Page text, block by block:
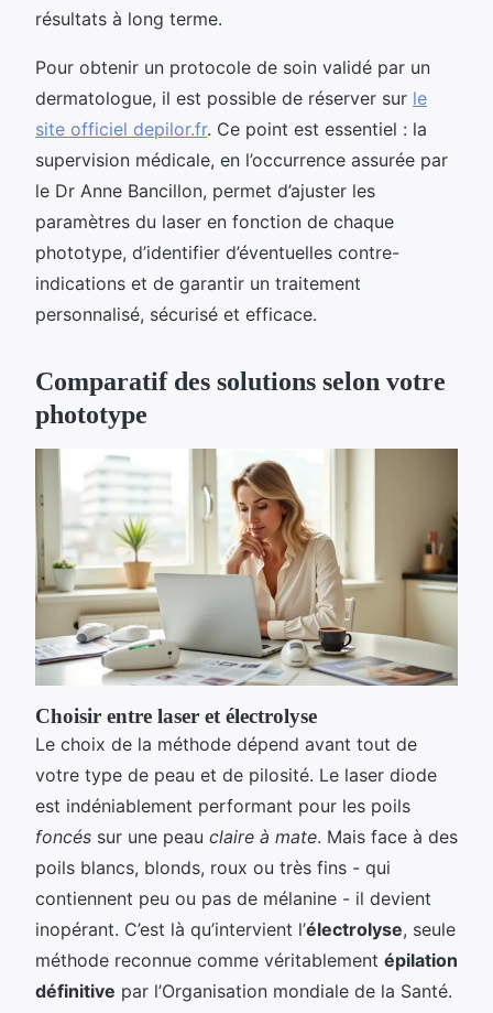
résultats à long terme.
Pour obtenir un protocole de soin validé par un
dermatologue, il est possible de réserver sur le
site officiel depilor.fr. Ce point est essentiel : la
supervision médicale, en l’occurrence assurée par
le Dr Anne Bancillon, permet d’ajuster les
paramètres du laser en fonction de chaque
phototype, d’identifier d’éventuelles contre-
indications et de garantir un traitement
personnalisé, sécurisé et efficace.
Comparatif des solutions selon votre
phototype
Choisir entre laser et électrolyse
Le choix de la méthode dépend avant tout de
votre type de peau et de pilosité. Le laser diode
est indéniablement performant pour les poils
foncés sur une peau claire à mate. Mais face à des
poils blancs, blonds, roux ou très fins - qui
contiennent peu ou pas de mélanine - il devient
inopérant. C’est là qu’intervient l’électrolyse, seule
méthode reconnue comme véritablement épilation
définitive par l’Organisation mondiale de la Santé.